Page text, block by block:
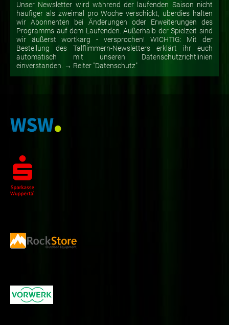
Unser Newsletter wird während der laufenden Saison nicht
häufiger als zweimal pro Woche verschickt, überdies halten
wir Abonnenten bei Änderungen oder Erweiterungen des
Programms auf dem Laufenden. Außerhalb der Spielzeit sind
wir äußerst wortkarg - versprochen! WICHTIG: Mit der
Bestellung des Talflimmern-Newsletters erklärt ihr euch
automatisch mit unseren Datenschutzrichtlinien
einverstanden. → Reiter "Datenschutz"